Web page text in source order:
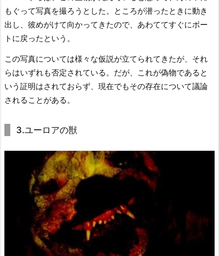
もぐって写真を撮ろうとした。ところが潜ったときに動き
出し、彼めがけて向かってきたので、あわててすぐにボー
トに戻ったという。
この写真については様々な仮説が立てられてきたが、それ
らはいずれも否定されている。だが、これが偽物であると
いう証明はされておらず、現在でもその存在について議論
されることがある。
3.ユーロアの獣